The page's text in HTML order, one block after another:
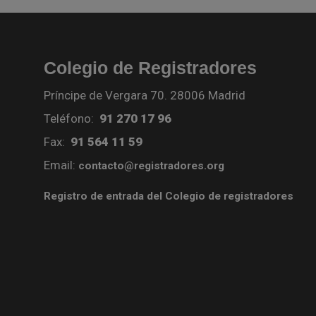
Colegio de Registradores
Príncipe de Vergara 70. 28006 Madrid
Teléfono: 91 270 17 96
Fax: 91 564 11 59
Email: contacto@registradores.org
Registro de entrada del Colegio de registradores